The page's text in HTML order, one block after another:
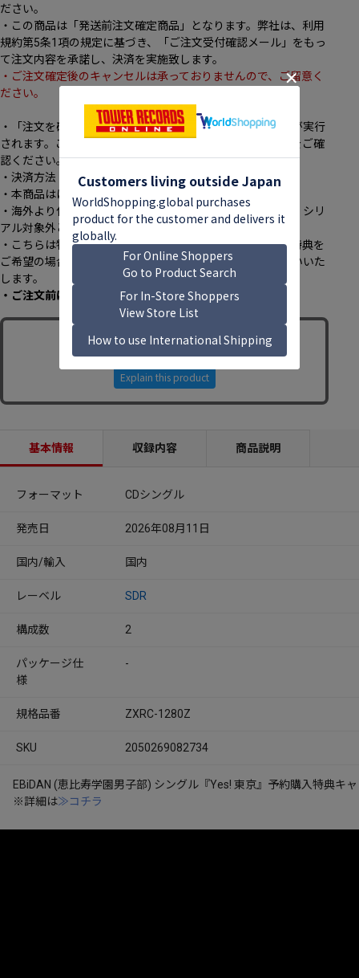
ださい。
・この商品は「発送前注文確定商品」となります。弊社は、利用
規約第5条1項の規定に基づき、「ご注文受付確認メール」をもっ
て注文内容を承諾し、決済を実施致します。
・ご注文確定後のキャンセルは承っておりませんので、ご留意く
ださい。
・「注文を確定する」ボタンを押下するとその時点で決済が実行
されます。ご注文前にカード情報、カード限度額、住所等をご確
認ください。
・決済方法：クレジットカード(ご本人名義のもの)のみ
・本商品はほかの商品と同時注文できません。
・海外より代理購入サービスを通じてご注文いただく場合、シリ
アル対象外となります。
・こちらは特典「オリジナルトレカ」対象外となります。特典を
ご希望の場合は、必ず
特典付きセット商品のご予約をお願いいた
します。
・ご注文前に、必ず[
こちら ]のページをご一読ください。
基本情報 収録内容 商品説明
フォーマット CDシングル
発売日 2026年08月11日
国内/輸入 国内
レーベル SDR
構成数 2
パッケージ仕
様
-
規格品番 ZXRC-1280Z
SKU 2050269082734
EBiDAN (恵比寿学園男子部) シングル『Yes! 東京』予約購入特典キ
※詳細は≫コチラ